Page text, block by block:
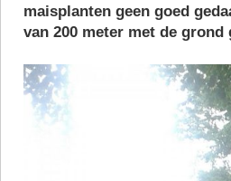
maisplanten geen goed
van 200 meter met de